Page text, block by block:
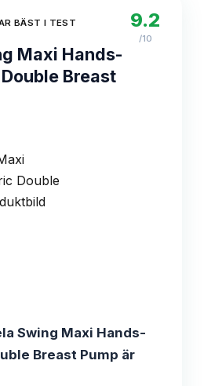
BÄST I TEST
Maxi Hands-
Breast
9.2
/10
Swing Maxi Hands-
Breast Pump är